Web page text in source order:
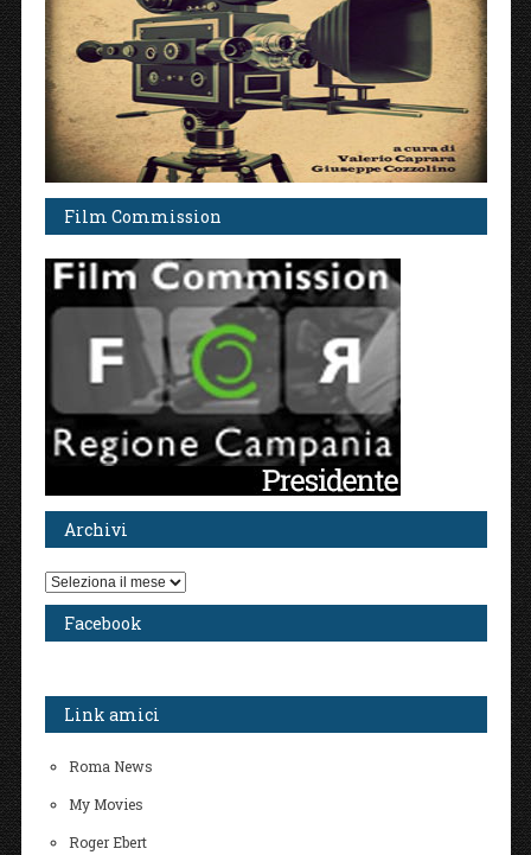
Film Commission
Archivi
Archivi
Facebook
Link amici
Roma News
My Movies
Roger Ebert